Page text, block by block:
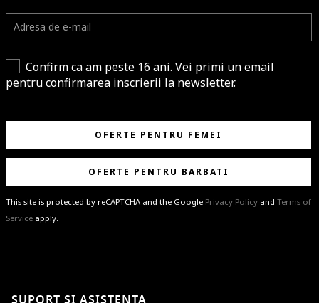
Confirm ca am peste 16 ani. Vei primi un email
pentru confirmarea inscrierii la newsletter.
OFERTE PENTRU FEMEI
OFERTE PENTRU BARBATI
This site is protected by reCAPTCHA and the Google Privacy Policy and Terms of
Service apply.
ultimele tendinte in moda!